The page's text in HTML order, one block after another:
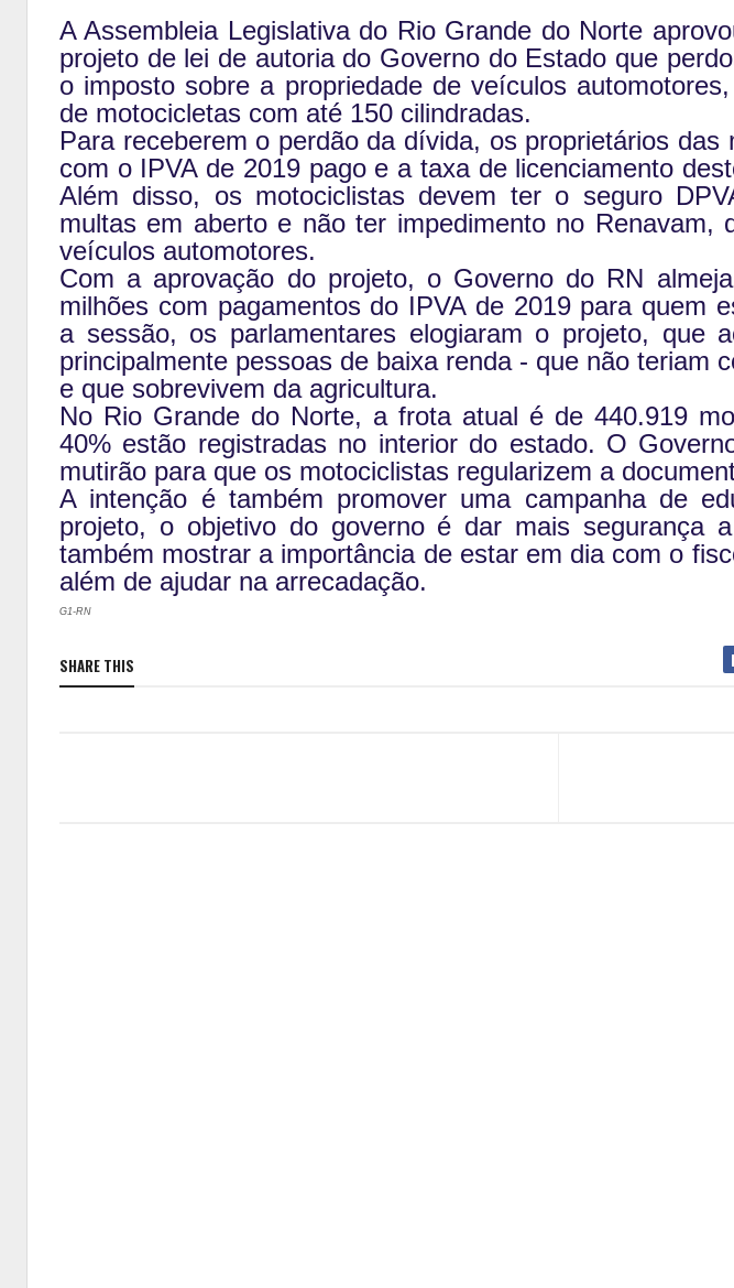
A Assembleia Legislativa do Rio Grande do Norte
projeto de lei de autoria do Governo do Estado que
o imposto sobre a propriedade de veículos
de motocicletas com até 150 cilindradas.
Para receberem o perdão da dívida, os proprietários das
com o IPVA de 2019 pago e a taxa de licenciamento
Além disso, os motociclistas devem ter o seguro
multas em aberto e não ter impedimento no Renavam,
veículos automotores.
Com a aprovação do projeto, o Governo do RN
milhões com pagamentos do IPVA de 2019 para quem
a sessão, os parlamentares elogiaram o projeto, que
principalmente pessoas de baixa renda - que não teriam
e que sobrevivem da agricultura.
No Rio Grande do Norte, a frota atual é de 440.919
40% estão registradas no interior do estado. O
mutirão para que os motociclistas regularizem a
A intenção é também promover uma campanha de
projeto, o objetivo do governo é dar mais segurança
também mostrar a importância de estar em dia com o
além de ajudar na arrecadação.
G1-RN
SHARE THIS